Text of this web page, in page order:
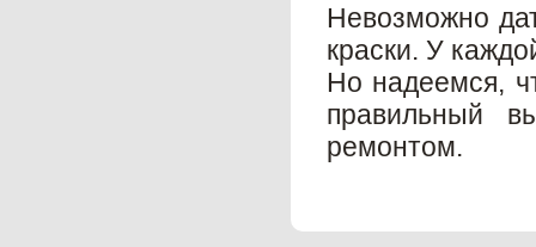
Невозможно
краски. У
Но надеемся,
правильный
ремонтом.